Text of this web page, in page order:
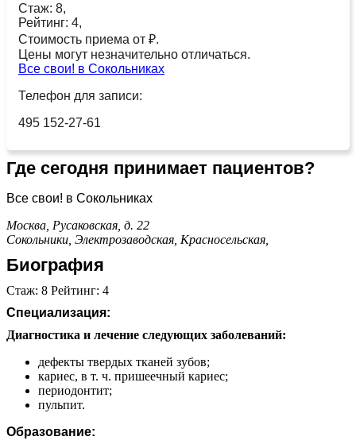
Стаж: 8,
Рейтинг: 4,
Стоимость приема от ₽.
Цены могут незначительно отличаться.
Все свои! в Сокольниках
Телефон для записи:
495 152-27-61
Где сегодня принимает пациентов?
Все свои! в Сокольниках
Москва, Русаковская, д. 22
Сокольники, Электрозаводская, Красносельская,
Биография
Стаж: 8 Рейтинг: 4
Специализация:
Диагностика и лечение следующих заболеваний:
дефекты твердых тканей зубов;
кариес, в т. ч. пришеечный кариес;
периодонтит;
пульпит.
Образование: